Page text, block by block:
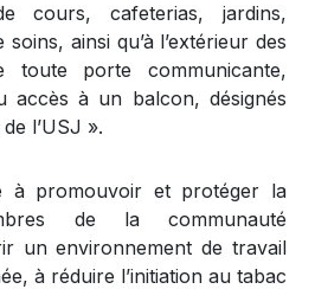
cours, cafeterias, jardins,
ainsi qu’à l’extérieur des
toute porte communicante,
accès à un balcon, désignés
l’USJ ».
à promouvoir et protéger la
de la communauté
un environnement de travail
à réduire l’initiation au tabac